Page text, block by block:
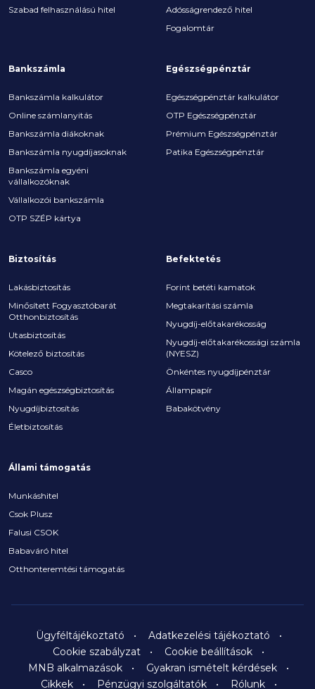
Szabad felhasználású hitel
Adósságrendező hitel
Fogalomtár
Bankszámla
Bankszámla kalkulátor
Online számlanyitás
Bankszámla diákoknak
Bankszámla nyugdíjasoknak
Bankszámla egyéni
vállalkozóknak
Vállalkozói bankszámla
OTP SZÉP kártya
Egészségpénztár
Egészségpénztár kalkulátor
OTP Egészségpénztár
Prémium Egészségpénztár
Patika Egészségpénztár
Biztosítás
Lakásbiztosítás
Minősített Fogyasztóbarát
Otthonbiztosítás
Utasbiztosítás
Kötelező biztosítás
Casco
Magán egészségbiztosítás
Nyugdíjbiztosítás
Életbiztosítás
Befektetés
Forint betéti kamatok
Megtakarítási számla
Nyugdíj-előtakarékosság
Nyugdíj-előtakarékossági számla
(NYESZ)
Önkéntes nyugdíjpénztár
Állampapír
Babakötvény
Állami támogatás
Munkáshitel
Csok Plusz
Falusi CSOK
Babaváró hitel
Otthonteremtési támogatás
Ügyféltájékoztató
Adatkezelési tájékoztató
Cookie szabályzat
Cookie beállítások
MNB alkalmazások
Gyakran ismételt kérdések
Cikkek
Pénzügyi szolgáltatók Rólunk